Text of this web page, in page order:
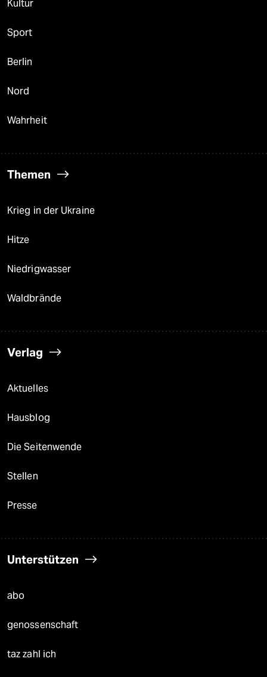
Kultur
Sport
Berlin
Nord
Wahrheit
Themen
Krieg in der Ukraine
Hitze
Niedrigwasser
Waldbrände
Verlag
Aktuelles
Hausblog
Die Seitenwende
Stellen
Presse
Unterstützen
abo
genossenschaft
taz zahl ich